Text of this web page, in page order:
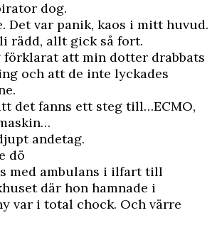
dog.
Det var panik, kaos i mitt huvud.
rädd, allt gick så fort.
förklarat att min dotter drabbats
och att de inte lyckades
det fanns ett steg till…ECMO,
andetag.
dö
med ambulans i ilfart till
där hon hamnade i
var i total chock. Och värre